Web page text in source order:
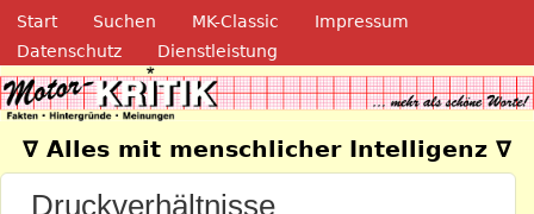
Direkt zum Inhalt
Navigation
Start Suchen MK-Classic
Impressum
Datenschutz
Dienstleistung
Motor-Kritik.de
∇ Alles mit menschlicher Intelligenz ∇
Druckverhältnisse